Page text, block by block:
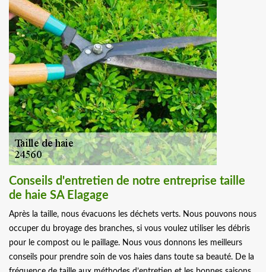
Conseils d'entretien de notre entreprise taille
de haie SA Elagage
Après la taille, nous évacuons les déchets verts. Nous pouvons nous
occuper du broyage des branches, si vous voulez utiliser les débris
pour le compost ou le paillage. Nous vous donnons les meilleurs
conseils pour prendre soin de vos haies dans toute sa beauté. De la